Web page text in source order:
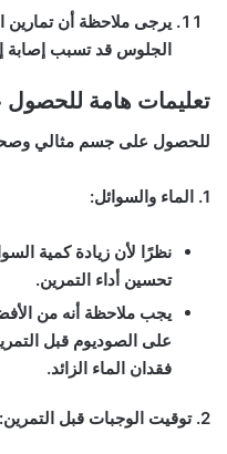
يرجى ملاحظة أن تمارين
الجلوس قد تسبب إصابة
تعليمات هامة
للحصول على جسم مثالي
1. الماء والسوائل:
نظرًا لأن زيادة كمية
تحسين أداء التمرين.
يجب ملاحظة أنه من
على الصوديوم قبل
فقدان الماء الزائد.
2. توقيت الوجبات قبل التمرين: